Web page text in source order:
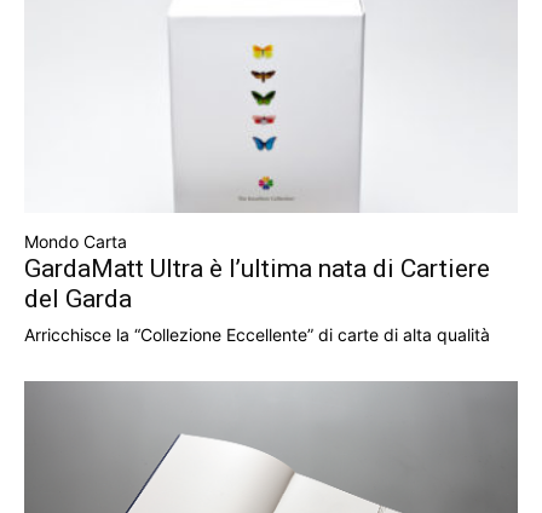
Mondo Carta
GardaMatt Ultra è l’ultima nata di Cartiere
del Garda
Arricchisce la “Collezione Eccellente” di carte di alta qualità